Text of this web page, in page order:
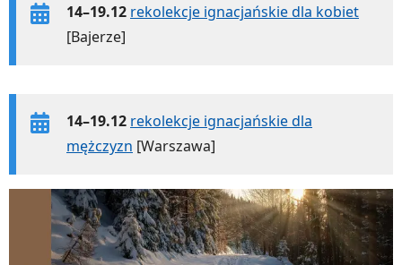
14–19.12 rekolekcje ignacjańskie dla kobiet
[Bajerze]
14–19.12 rekolekcje ignacjańskie dla
mężczyzn [Warszawa]